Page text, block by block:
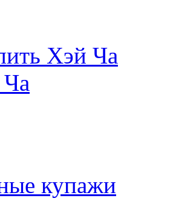
купажи